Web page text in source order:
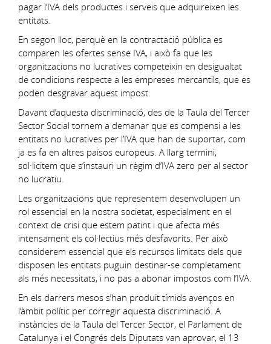
pagar l’IVA dels productes i serveis que adquireixen les
entitats.
En segon lloc, perquè en la contractació pública es
comparen les ofertes sense IVA, i això fa que les
organitzacions no lucratives competeixin en desigualtat
de condicions respecte a les empreses mercantils, que es
poden desgravar aquest impost.
Davant d’aquesta discriminació, des de la Taula del Tercer
Sector Social tornem a demanar que es compensi a les
entitats no lucratives per l’IVA que han de suportar, com
ja es fa en altres països europeus. A llarg termini,
sol·licitem que s’instauri un règim d’IVA zero per al sector
no lucratiu.
Les organitzacions que representem desenvolupen un
rol essencial en la nostra societat, especialment en el
context de crisi que estem patint i que afecta més
intensament els col·lectius més desfavorits. Per això
considerem essencial que els recursos limitats dels que
disposen les entitats puguin destinar-se completament
als més necessitats, i no pas a abonar impostos com l’IVA.
En els darrers mesos s’han produït tímids avenços en
l’àmbit polític per corregir aquesta discriminació. A
instàncies de la Taula del Tercer Sector, el Parlament de
Catalunya i el Congrés dels Diputats van aprovar, el 13